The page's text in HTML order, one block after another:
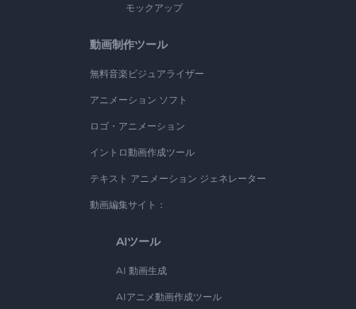
モックアップ
動画制作ツール
無料音楽ビジュアライザー
アニメーション ソフト
ロゴ・アニメーション
イントロ動画作成ツール
テキスト アニメーション ジェネレーター
動画編集サイト：
AIツール
AI 動画生成
AIアニメ動画作成ツール